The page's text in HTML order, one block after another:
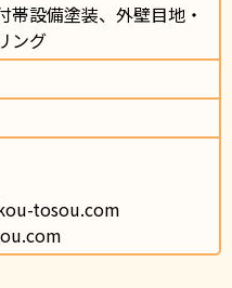
帯設備塗装、外壁目地・
ング
tosou.com